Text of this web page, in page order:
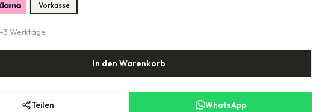
Vorkasse
Werktage
In den Warenkorb
Teilen WhatsApp